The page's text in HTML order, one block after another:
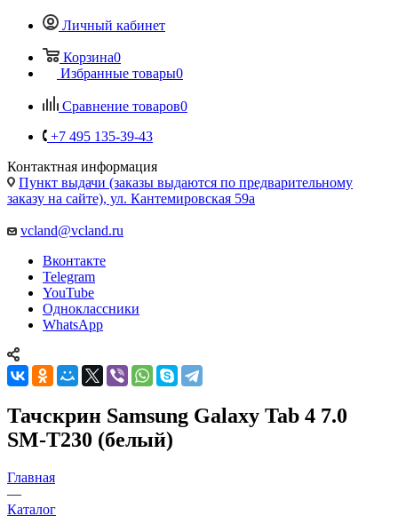
Личный кабинет
Корзина0
Избранные товары0
Сравнение товаров0
+7 495 135-39-43
Контактная информация
Пункт выдачи (заказы выдаются по предварительному
заказу на сайте), ул. Кантемировская 59а
vcland@vcland.ru
Вконтакте
Telegram
YouTube
Одноклассники
WhatsApp
Тачскрин Samsung Galaxy Tab 4 7.0
SM-T230 (белый)
Главная
—
Каталог